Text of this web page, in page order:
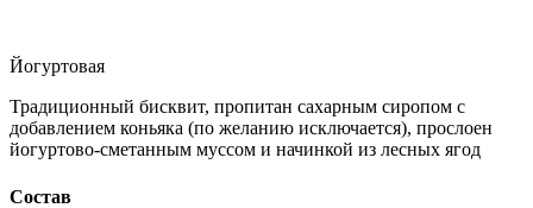
Йогуртовая
Традиционный бисквит, пропитан сахарным сиропом с
добавлением коньяка (по желанию исключается), прослоен
йогуртово-сметанным муссом и начинкой из лесных ягод
Состав